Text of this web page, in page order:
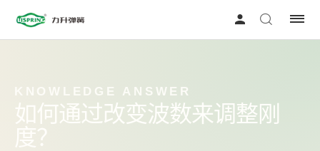
KNOWLEDGE ANSWER
如何通过改变波数来调整刚
度？